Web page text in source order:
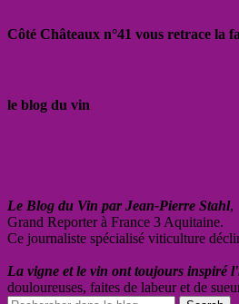
Côté Châteaux n°41 vous retrace la
le blog du vin
Le Blog du Vin par Jean-Pierre Stahl,
Grand Reporter à France 3 Aquitaine.
Ce journaliste spécialisé viticulture
La vigne et le vin ont toujours inspiré
douloureuses, faites de labeur et de